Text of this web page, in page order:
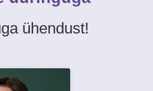
ühendust!